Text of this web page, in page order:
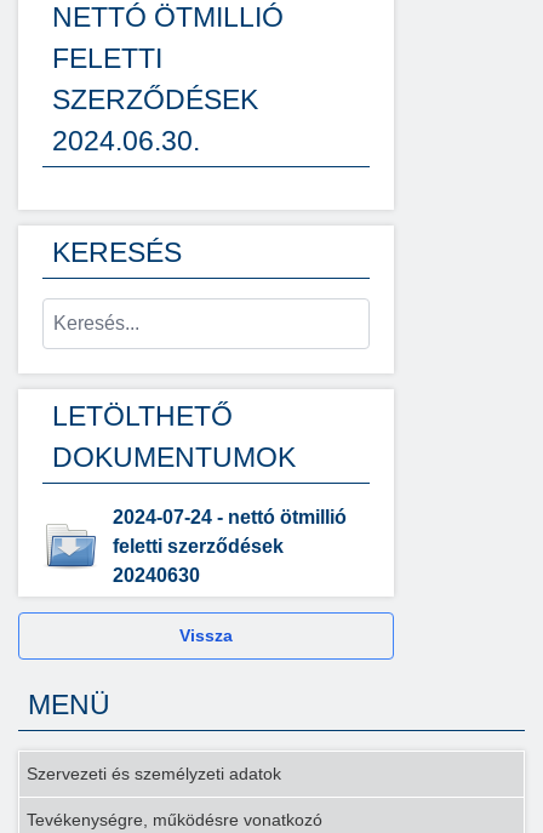
NETTÓ ÖTMILLIÓ
FELETTI
SZERZŐDÉSEK
2024.06.30.
KERESÉS
LETÖLTHETŐ
DOKUMENTUMOK
2024-07-24 - nettó ötmillió
feletti szerződések
20240630
Vissza
MENÜ
Szervezeti és személyzeti adatok
Tevékenységre, működésre vonatkozó